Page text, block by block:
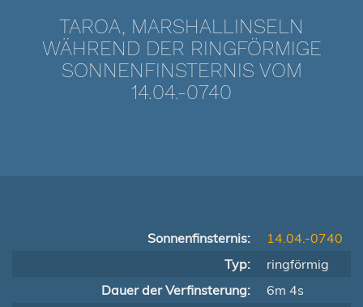
TAROA, MARSHALLINSELN
WÄHREND DER RINGFÖRMIGE
SONNENFINSTERNIS VOM
14.04.-0740
Sonnenfinsternis:
14.04.-0740
Typ:
ringförmig
Dauer der Verfinsterung:
6m 4s